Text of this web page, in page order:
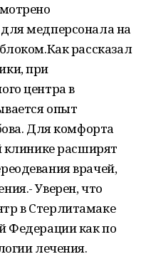
медперсонала на
рассказал
при
центра в
опыт
Для комфорта
клинике расширят
врачей,
Уверен, что
в Стерлитамаке
Федерации как по
лечения.